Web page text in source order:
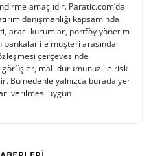
amaçlıdır. Paratic.com’da
danışmanlığı kapsamında
aracı kurumlar, portföy yönetim
ile müşteri arasında
çerçevesinde
mali durumunuz ile risk
Bu nedenle yalnızca burada yer
verilmesi uygun